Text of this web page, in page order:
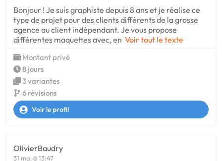
Bonjour ! Je suis graphiste depuis 8 ans et je réalise ce
type de projet pour des clients différents de la grosse
agence au client indépendant. Je vous propose
différentes maquettes avec, en Voir tout le texte
Montant privé
8 jours
3 variantes
6 révisions
Voir le profil
OlivierBaudry
31 mai à 13:47